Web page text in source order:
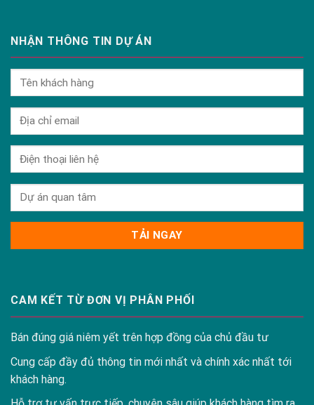
NHẬN THÔNG TIN DỰ ÁN
CAM KẾT TỪ ĐƠN VỊ PHÂN PHỐI
Bán đúng giá niêm yết trên hợp đồng của chủ đầu tư
Cung cấp đầy đủ thông tin mới nhất và chính xác nhất tới
khách hàng.